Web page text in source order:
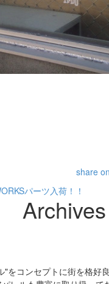
share
パーツ入荷！！
Archives
をコンセプトに街を格好